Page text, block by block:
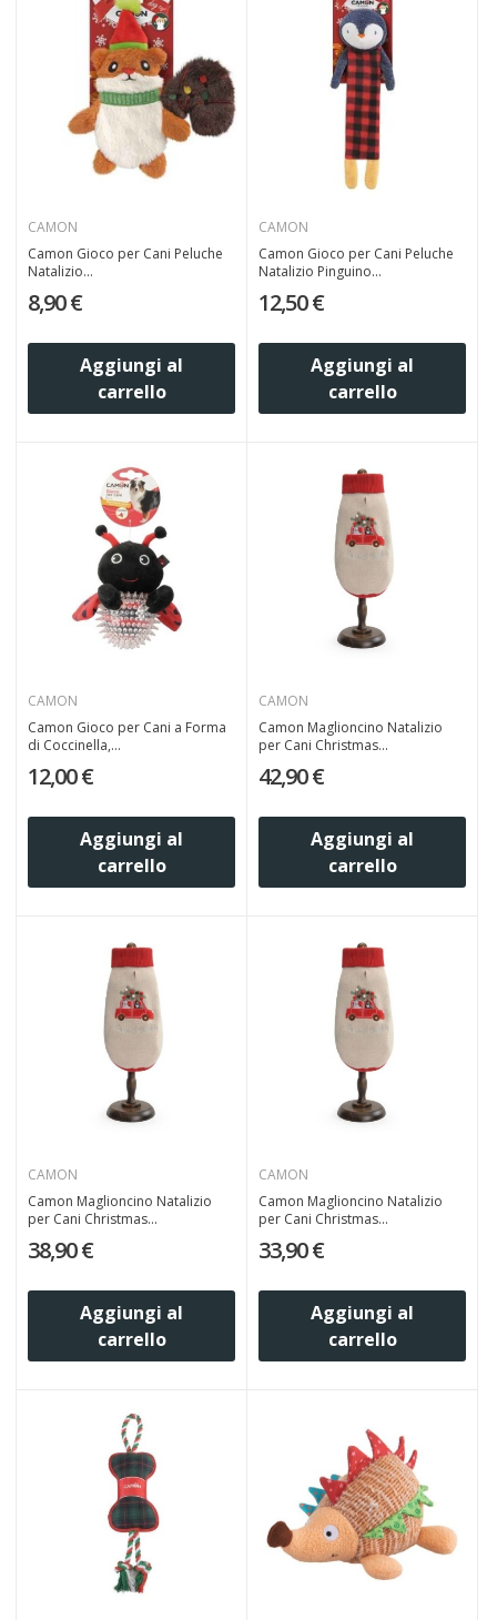
CAMON
Camon Gioco per Cani Peluche
Natalizio...
8,90 €
Aggiungi al
carrello
CAMON
Camon Gioco per Cani Peluche
Natalizio Pinguino...
12,50 €
Aggiungi al
carrello
CAMON
Camon Gioco per Cani a Forma
di Coccinella,...
12,00 €
Aggiungi al
carrello
CAMON
Camon Maglioncino Natalizio
per Cani Christmas...
42,90 €
Aggiungi al
carrello
CAMON
Camon Maglioncino Natalizio
per Cani Christmas...
38,90 €
Aggiungi al
carrello
CAMON
Camon Maglioncino Natalizio
per Cani Christmas...
33,90 €
Aggiungi al
carrello